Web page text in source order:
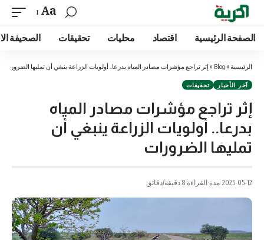
Aa
الصفحة الرئيسية اقتصاد محليات تحقيقات الصحيفة
الرئيسية »
Blog
» إثر تراجع مؤشرات مصادر المياه بدرعا.. أولويات الزراعة ينبغي أن تمليها الضرورات
آخر الأخبار تحقيقات
إثر تراجع مؤشرات مصادر المياه
بدرعا.. أولويات الزراعة ينبغي أن
تمليها الضرورات
2025-05-12 مدة القراءة 8 دقيقة/دقائق